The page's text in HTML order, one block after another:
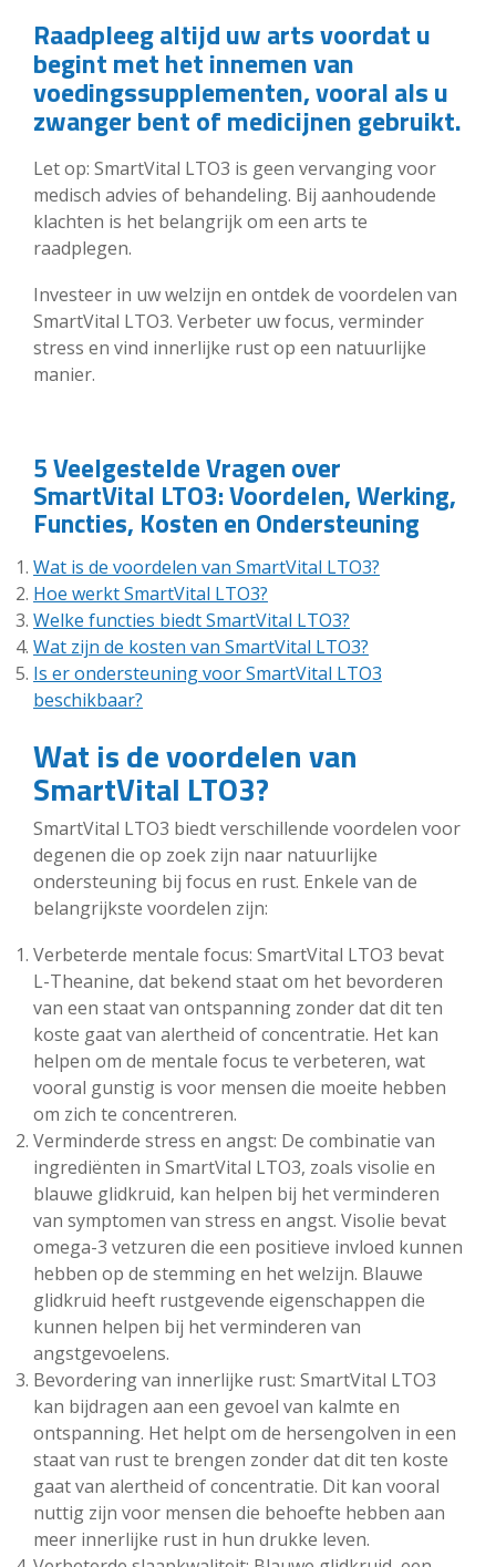
Raadpleeg altijd uw arts voordat u
begint met het innemen van
voedingssupplementen, vooral als u
zwanger bent of medicijnen gebruikt.
Let op: SmartVital LTO3 is geen vervanging voor
medisch advies of behandeling. Bij aanhoudende
klachten is het belangrijk om een arts te
raadplegen.
Investeer in uw welzijn en ontdek de voordelen van
SmartVital LTO3. Verbeter uw focus, verminder
stress en vind innerlijke rust op een natuurlijke
manier.
5 Veelgestelde Vragen over
SmartVital LTO3: Voordelen, Werking,
Functies, Kosten en Ondersteuning
Wat is de voordelen van SmartVital LTO3?
Hoe werkt SmartVital LTO3?
Welke functies biedt SmartVital LTO3?
Wat zijn de kosten van SmartVital LTO3?
Is er ondersteuning voor SmartVital LTO3
beschikbaar?
Wat is de voordelen van
SmartVital LTO3?
SmartVital LTO3 biedt verschillende voordelen voor
degenen die op zoek zijn naar natuurlijke
ondersteuning bij focus en rust. Enkele van de
belangrijkste voordelen zijn:
Verbeterde mentale focus: SmartVital LTO3 bevat
L-Theanine, dat bekend staat om het bevorderen
van een staat van ontspanning zonder dat dit ten
koste gaat van alertheid of concentratie. Het kan
helpen om de mentale focus te verbeteren, wat
vooral gunstig is voor mensen die moeite hebben
om zich te concentreren.
Verminderde stress en angst: De combinatie van
ingrediënten in SmartVital LTO3, zoals visolie en
blauwe glidkruid, kan helpen bij het verminderen
van symptomen van stress en angst. Visolie bevat
omega-3 vetzuren die een positieve invloed kunnen
hebben op de stemming en het welzijn. Blauwe
glidkruid heeft rustgevende eigenschappen die
kunnen helpen bij het verminderen van
angstgevoelens.
Bevordering van innerlijke rust: SmartVital LTO3
kan bijdragen aan een gevoel van kalmte en
ontspanning. Het helpt om de hersengolven in een
staat van rust te brengen zonder dat dit ten koste
gaat van alertheid of concentratie. Dit kan vooral
nuttig zijn voor mensen die behoefte hebben aan
meer innerlijke rust in hun drukke leven.